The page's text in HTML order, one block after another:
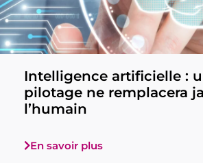
Intelligence artificielle :
pilotage ne remplacera
l’humain
En savoir plus